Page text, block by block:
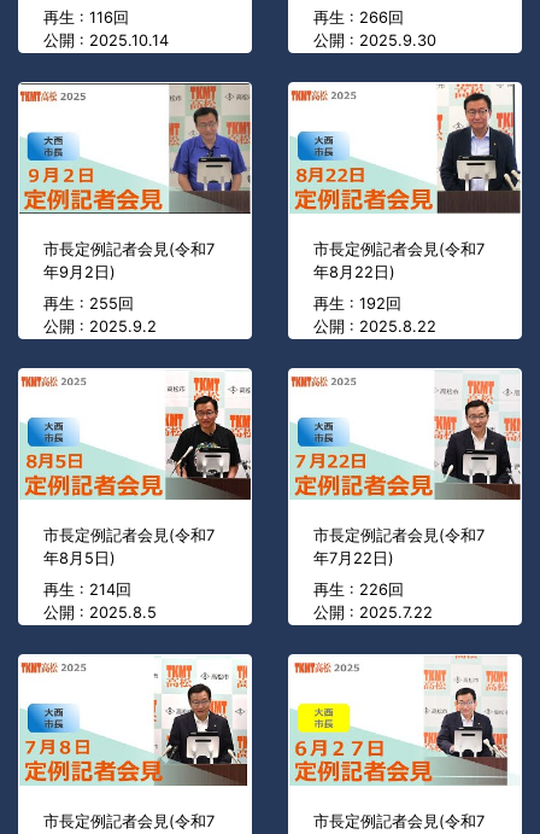
再生 : 116回
公開 : 2025.10.14
再生 : 266回
公開 : 2025.9.30
市長定例記者会見(令和7
年9月2日)
再生 : 255回
公開 : 2025.9.2
市長定例記者会見(令和7
年8月22日)
再生 : 192回
公開 : 2025.8.22
市長定例記者会見(令和7
年8月5日)
再生 : 214回
公開 : 2025.8.5
市長定例記者会見(令和7
年7月22日)
再生 : 226回
公開 : 2025.7.22
市長定例記者会見(令和7
市長定例記者会見(令和7